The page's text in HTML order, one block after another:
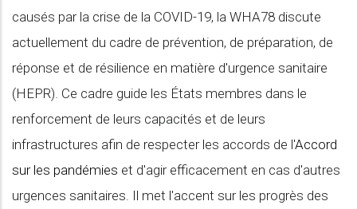
causés par la crise de la COVID-19, la WHA78 discute
actuellement du cadre de prévention, de préparation, de
réponse et de résilience en matière d'urgence sanitaire
(HEPR). Ce cadre guide les États membres dans le
renforcement de leurs capacités et de leurs
infrastructures afin de respecter les accords de l'Accord
sur les pandémies et d'agir efficacement en cas d'autres
urgences sanitaires. Il met l'accent sur les progrès des